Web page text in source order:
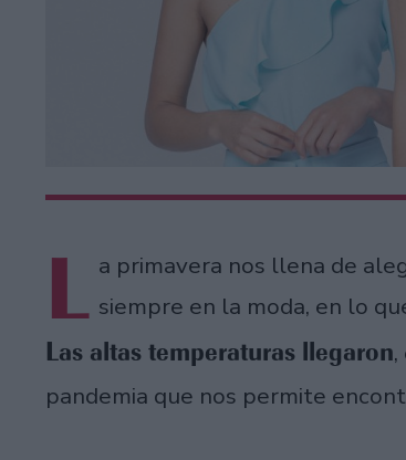
L a primavera nos llena de
siempre en la moda, en lo
Las altas temperaturas llegaron
pandemia que nos permite